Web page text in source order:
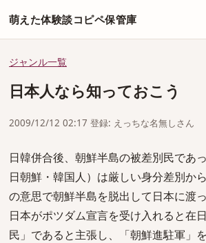
萌えた体験談コピペ保管庫
ジャンル一覧
日本人なら知っておこう
2009/12/12 02:17 登録: えっちな名無しさん
日韓併合後、朝鮮半島の被差別民であ
日朝鮮・韓国人）は厳しい身分差別か
の意思で朝鮮半島を脱出して日本に渡っ
日本がポツダム宣言を受け入れると在
民」であると主張し、「朝鮮進駐軍」